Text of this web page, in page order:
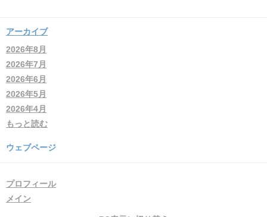
アーカイブ
2026年8月
2026年7月
2026年6月
2026年5月
2026年4月
もっと読む
ウェブページ
プロフィール
メイン